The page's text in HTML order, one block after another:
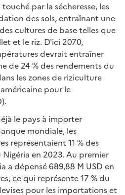
par la sécheresse, les
des sols, entraînant une
cultures de base telles que
et le riz. D'ici 2070,
devrait entraîner
de 24 % des rendements du
les zones de riziculture
pour le
le pays à importer
mondiale, les
représentaient 11 % des
en 2023. Au premier
a dépensé 689,88 M USD en
ce qui représente 17 % du
pour les importations et